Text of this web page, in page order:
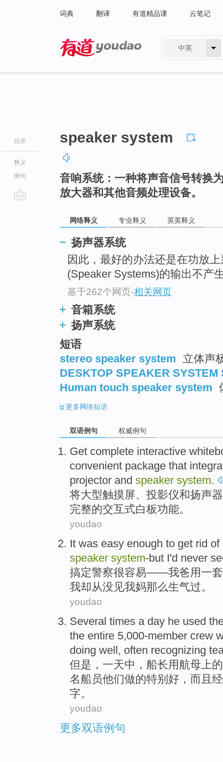
词典 翻译 有道精品课 云笔记
中英
目录
释义
例句
speaker system
音响系统：一种将声音信号转换
放大器和其他音频处理设备。
网络释义 专业释义 英英释义
扬声器系统
因此，最好的办法还是在功放
(Speaker Systems)的输出不产
基于262个网页-相关网页
音箱系统
扬声系统
短语
stereo speaker system 立体声
DESKTOP SPEAKER SYSTEM
Human touch speaker system
更多网络短语
双语例句 权威例句
Get complete interactive
convenient package that
projector and speaker system.
将大型触摸屏、 投影仪和扬声器
完整的交互式白板功能。
youdao
It was easy enough to get rid of
speaker system-but I'd never
搞定警察很容易——我爸用 一套
我却 从没 见我妈那么生气过。
youdao
Several times a day he used
the entire 5,000-member crew
doing well, often recognizing
但是， 一天中，船长用航母 上的
名船员他们做的特别 好 ，而且
字。
youdao
更多双语例句